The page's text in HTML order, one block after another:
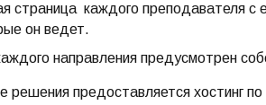
страница каждого преподавателя с
он ведет.
направления предусмотрен
решения предоставляется хостинг